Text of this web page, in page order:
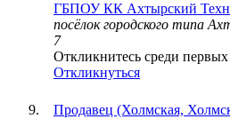
ГБПОУ КК Ахтырский
посёлок городского типа
7
Откликнитесь среди первых
Откликнуться
Продавец (Холмская,